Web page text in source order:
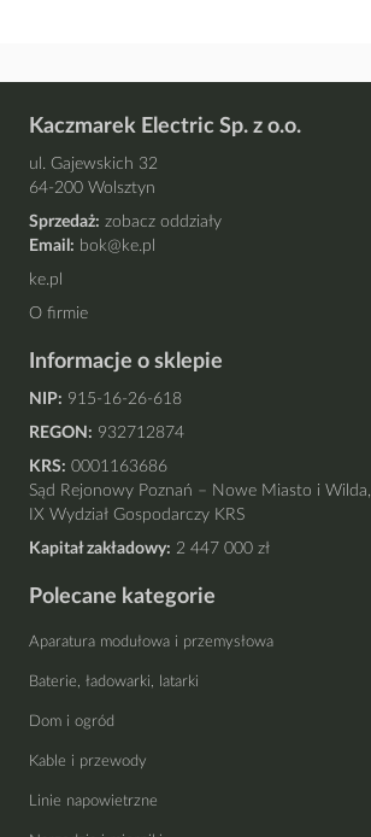
Kaczmarek Electric Sp. z o.o.
ul. Gajewskich 32
64-200 Wolsztyn
Sprzedaż: zobacz oddziały
Email: bok@ke.pl
ke.pl
O firmie
Informacje o sklepie
NIP: 915-16-26-618
REGON: 932712874
KRS: 0001163686
Sąd Rejonowy Poznań – Nowe Miasto i Wilda,
IX Wydział Gospodarczy KRS
Kapitał zakładowy: 2 447 000 zł
Polecane kategorie
Aparatura modułowa i przemysłowa
Baterie, ładowarki, latarki
Dom i ogród
Kable i przewody
Linie napowietrzne